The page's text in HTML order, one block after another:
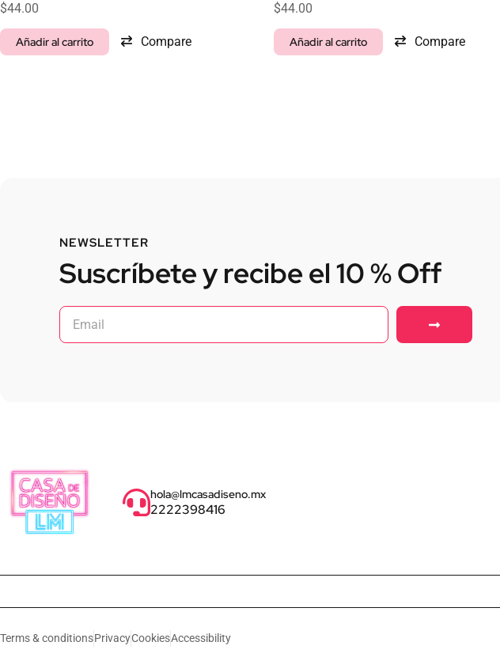
$44.00
Añadir al carrito Compare
$44.00
Añadir al carrito Compare
NEWSLETTER
Suscríbete y recibe el 10 % Off
hola@lmcasadiseno.mx
2222398416
Terms & conditionsPrivacyCookiesAccessibility